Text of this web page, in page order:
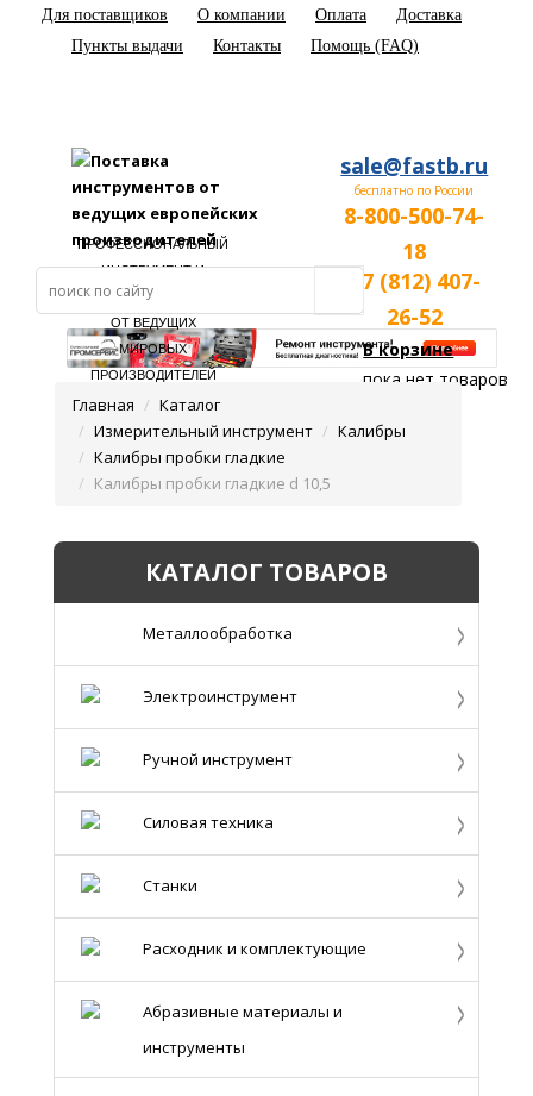
Для поставщиков О компании Оплата
Доставка
Пункты выдачи
Контакты Помощь (FAQ)
ПРОФЕССИОНАЛЬНЫЙ
ИНСТРУМЕНТ И
ОБОРУДОВАНИЕ
ОТ ВЕДУЩИХ
МИРОВЫХ
ПРОИЗВОДИТЕЛЕЙ
sale@fastb.ru
бесплатно по России
8-800-500-74-
18
+7 (812) 407-
26-52
В корзине
пока нет товаров
Главная
Каталог
Измерительный инструмент
Калибры
Калибры пробки гладкие
Калибры пробки гладкие d 10,5
КАТАЛОГ ТОВАРОВ
Металлообработка
Электроинструмент
Ручной инструмент
Силовая техника
Станки
Расходник и комплектующие
Абразивные материалы и
инструменты